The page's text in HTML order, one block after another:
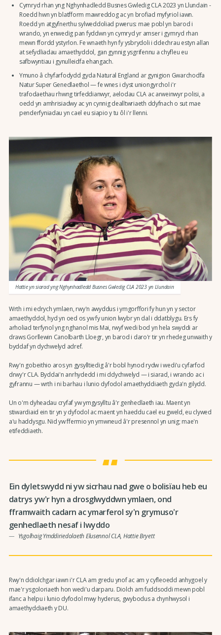
Cymryd rhan yng Nghynhadledd Busnes Gwledig CLA 2023 yn Llundain -
Roedd hwn yn blatfform mawreddog ac yn brofiad myfyriol iawn.
Roedd yn atgyfnerthu sylweddoliad pwerus: mae pobl yn barod i
wrando, yn enwedig pan fyddwn yn cymryd yr amser i gymryd rhan
mewn ffordd ystyrlon. Fe wnaeth hyn fy ysbrydoli i ddechrau estyn allan
at sefydliadau amaethyddol, gan gynnig ysgrifennu a chyfleu eu
safbwyntiau i gynulleidfa ehangach.
Ymuno â chyfarfodydd gyda Natural England ar gynigion Gwarchodfa
Natur Super Genedlaethol — fe wnes i dyst uniongyrchol i'r
trafodaethau rhwng tirfeddianwyr, aelodau CLA ac arweinwyr polisi, a
oedd yn amhrisiadwy ac yn cynnig dealltwriaeth ddyfnach o sut mae
penderfyniadau yn cael eu siapio y tu ôl i'r llenni.
Hattie yn siarad yng Nghynhadledd Busnes Gwledig CLA 2023 yn Llundain
Wrth i mi edrych ymlaen, rwy'n awyddus i ymgorffori fy hun yn y sector
amaethyddol, hyd yn oed os yw fy union lwybr yn dal i ddatblygu. Ers fy
arholiad terfynol yng nghanol mis Mai, rwyf wedi bod yn hela swyddi ar
draws Gorllewin Canolbarth Lloegr, yn barod i daro'r tir yn rhedeg unwaith y
byddaf yn dychwelyd adref.
Rwy'n gobeithio aros yn gysylltiedig â'r bobl hynod rydw i wedi'u cyfarfod
drwy'r CLA. Byddai'n anrhydedd i mi ddychwelyd — i siarad, i wrando ac i
gyfrannu — wrth i ni barhau i lunio dyfodol amaethyddiaeth gyda'n gilydd.
Un o'm dyheadau cryfaf yw ymgysylltu â'r genhedlaeth iau. Maent yn
stiwardiaid ein tir yn y dyfodol ac maent yn haeddu cael eu gweld, eu clywed
a'u haddysgu. Nid yw ffermio yn ymwneud â'r presennol yn unig; mae'n
etifeddiaeth.
Ein dyletswydd ni yw sicrhau nad gwe o bolisïau heb eu
datrys yw'r hyn a drosglwyddwn ymlaen, ond
fframwaith cadarn ac ymarferol sy'n grymuso'r
genhedlaeth nesaf i lwyddo
Ysgolhaig Ymddiriedolaeth Elusennol CLA, Hattie Bryett
Rwy'n ddiolchgar iawn i'r CLA am gredu ynof ac am y cyfleoedd anhygoel y
mae'r ysgoloriaeth hon wedi'u darparu. Diolch am fuddsoddi mewn pobl
ifanc a helpu i lunio dyfodol mwy hyderus, gwybodus a chynhwysol i
amaethyddiaeth y DU.